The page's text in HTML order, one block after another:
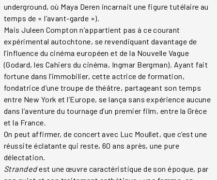
underground, où Maya Deren incarnait une figure tutélaire au
temps de « l’avant-garde »).
Mais Juleen Compton n’appartient pas à ce courant
expérimental autochtone, se revendiquant davantage de
l’influence du cinéma européen et de la Nouvelle Vague
(Godard, les Cahiers du cinéma, Ingmar Bergman). Ayant fait
fortune dans l’immobilier, cette actrice de formation,
fondatrice d’une troupe de théâtre, partageant son temps
entre New York et l’Europe, se lança sans expérience aucune
dans l’aventure du tournage d’un premier film, entre la Grèce
et la France.
On peut affirmer, de concert avec Luc Moullet, que c’est une
réussite éclatante qui reste, 60 ans après, une pure
délectation.
Strandedest une œuvre caractéristique de son époque, par